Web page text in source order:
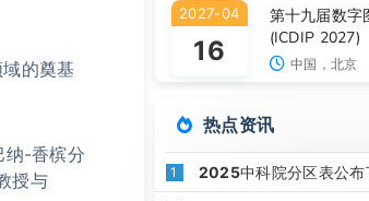
的奠基
纳-香槟分
授与
2027-04
16
第十九届数字
(ICDIP 2027)
中国，北京
热点资讯
1 2025中科院分区表公布